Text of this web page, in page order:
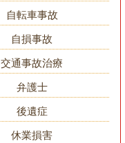
自転車事故
自損事故
交通事故治療
弁護士
後遺症
休業損害